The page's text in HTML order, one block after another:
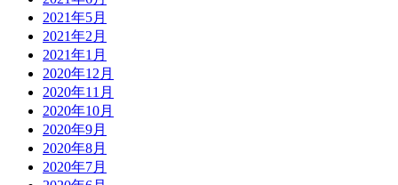
2021年5月
2021年2月
2021年1月
2020年12月
2020年11月
2020年10月
2020年9月
2020年8月
2020年7月